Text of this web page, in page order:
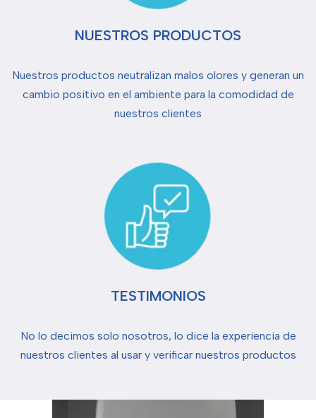
NUESTROS PRODUCTOS
Nuestros productos neutralizan malos olores y generan un
cambio positivo en el ambiente para la comodidad de
nuestros clientes
TESTIMONIOS
No lo decimos solo nosotros, lo dice la experiencia de
nuestros clientes al usar y verificar nuestros productos